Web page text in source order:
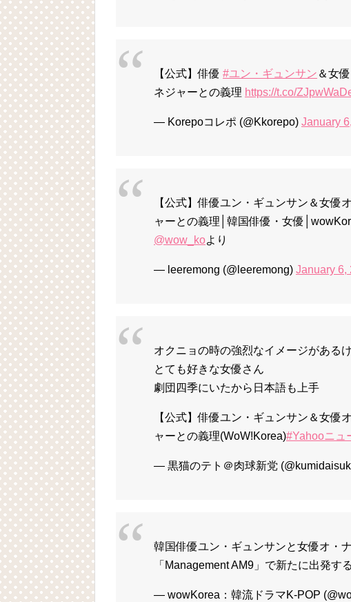
【公式】俳優 #ユン・ギュンサン ＆女優
ネジャーとの義理 https://t.co/
— Korepoコレポ (@Kkorepo) January
【公式】俳優ユン・ギュンサン＆女
ャーとの義理│韓国俳優・女優
@wow_koより
— leeremong (@leeremong) January 6,
オクニョの時の強烈なイメージがある
とても好きな女優さん
劇団四季にいたから日本語も上手
【公式】俳優ユン・ギュンサン＆女
ャーとの義理(WoW!Korea)#Yahooニュ
— 黒猫のテト＠肉球新党
韓国俳優ユン・ギュンサンと女優オ・
「Management AM9」で新たに出発す
— wowKorea：韓流ドラマK-POP